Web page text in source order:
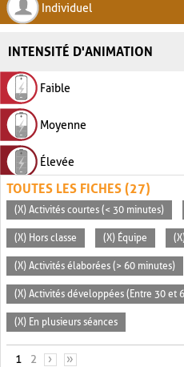
Individuel
INTENSITÉ D'ANIMATION
Faible
Moyenne
Élevée
TOUTES LES FICHES (27)
(X) Activités courtes (< 30 minutes)
(X) Hors classe (X) Équipe
(X) Activités élaborées (> 60 minutes)
(X) Activités développées (Entre 30 et
(X) En plusieurs séances
PAGES
1 2 › »